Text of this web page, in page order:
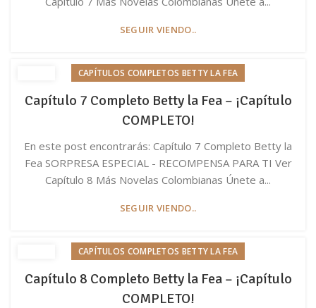
SEGUIR VIENDO..
CAPÍTULOS COMPLETOS BETTY LA FEA
Capítulo 7 Completo Betty la Fea – ¡Capítulo
COMPLETO!
En este post encontrarás: Capítulo 7 Completo Betty la
Fea SORPRESA ESPECIAL - RECOMPENSA PARA TI Ver
Capítulo 8 Más Novelas Colombianas Únete a...
SEGUIR VIENDO..
CAPÍTULOS COMPLETOS BETTY LA FEA
Capítulo 8 Completo Betty la Fea – ¡Capítulo
COMPLETO!